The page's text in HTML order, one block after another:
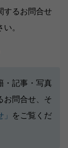
するお問合せ
。
・記事・写真
お問合せ、そ
をご覧くだ